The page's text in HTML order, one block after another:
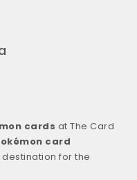
cards at The Card
card
for the